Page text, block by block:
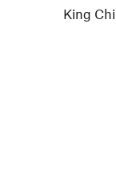
King